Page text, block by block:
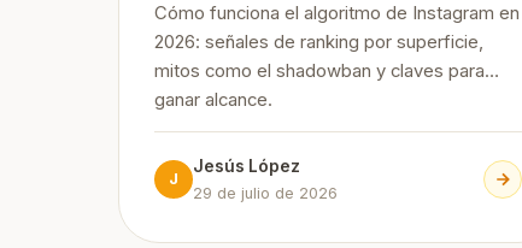
Cómo funciona el algoritmo de Instagram en
2026: señales de ranking por superficie,
mitos como el shadowban y claves para
ganar alcance.
J
Jesús López
29 de julio de 2026